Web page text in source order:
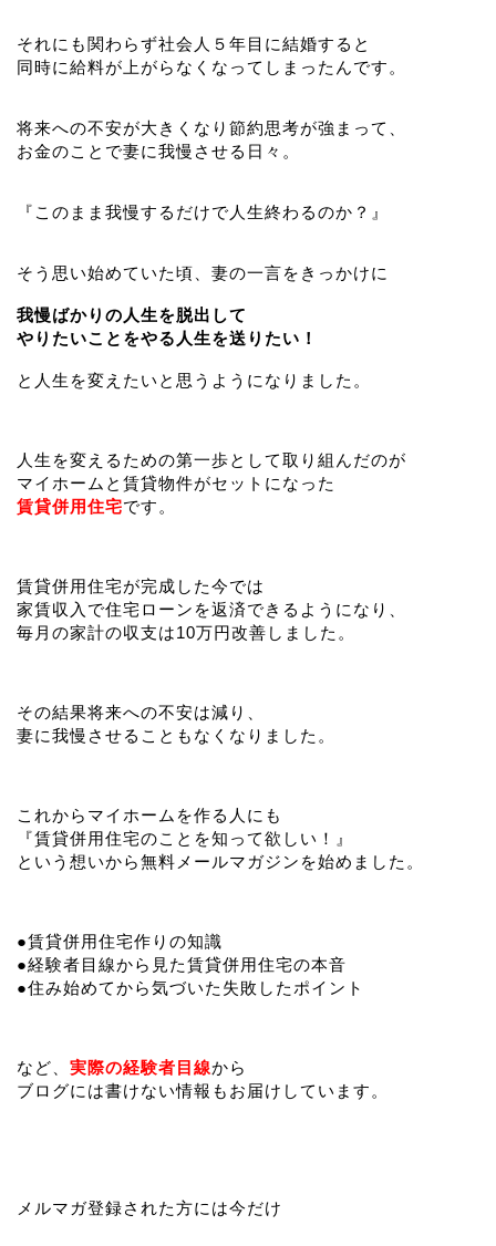
それにも関わらず社会人５年目に結婚すると
同時に給料が上がらなくなってしまったんです。
将来への不安が大きくなり節約思考が強まって、
お金のことで妻に我慢させる日々。
『このまま我慢するだけで人生終わるのか？』
そう思い始めていた頃、妻の一言をきっかけに
我慢ばかりの人生を脱出して
やりたいことをやる人生を送りたい！
と人生を変えたいと思うようになりました。
人生を変えるための第一歩として取り組んだのが
マイホームと賃貸物件がセットになった
賃貸併用住宅です。
賃貸併用住宅が完成した今では
家賃収入で住宅ローンを返済できるようになり、
毎月の家計の収支は10万円改善しました。
その結果将来への不安は減り、
妻に我慢させることもなくなりました。
これからマイホームを作る人にも
『賃貸併用住宅のことを知って欲しい！』
という想いから無料メールマガジンを始めました。
●賃貸併用住宅作りの知識
●経験者目線から見た賃貸併用住宅の本音
●住み始めてから気づいた失敗したポイント
など、 実際の経験者目線から
ブログには書けない情報もお届けしています。
メルマガ登録された方には今だけ